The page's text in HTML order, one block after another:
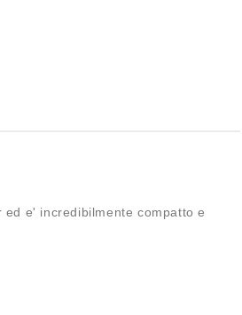
e' incredibilmente compatto e